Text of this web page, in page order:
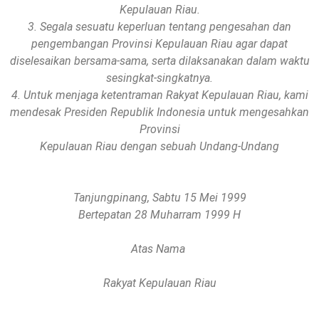
Kepulauan Riau.
3. Segala sesuatu keperluan tentang pengesahan dan
pengembangan Provinsi Kepulauan Riau agar dapat
diselesaikan bersama-sama, serta dilaksanakan dalam waktu
sesingkat-singkatnya.
4. Untuk menjaga ketentraman Rakyat Kepulauan Riau, kami
mendesak Presiden Republik Indonesia untuk mengesahkan
Provinsi
Kepulauan Riau dengan sebuah Undang-Undang
Tanjungpinang, Sabtu 15 Mei 1999
Bertepatan 28 Muharram 1999 H
Atas Nama
Rakyat Kepulauan Riau